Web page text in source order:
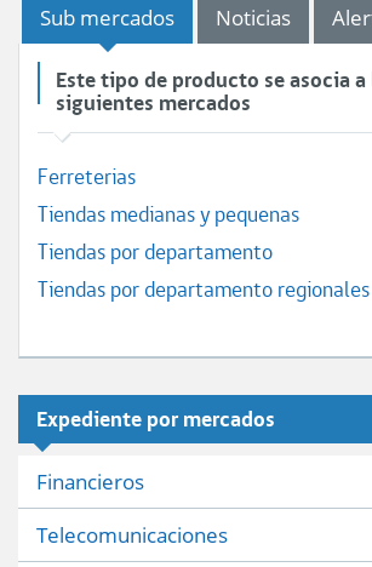
Sub mercados Noticias
Este tipo de producto se asocia a
siguientes mercados
Ferreterias
Tiendas medianas y pequenas
Tiendas por departamento
Tiendas por departamento regionales
Expediente por mercados
Financieros
Telecomunicaciones